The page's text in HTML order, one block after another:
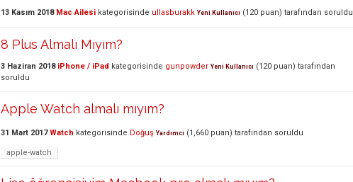
13 Kasım 2018 Mac Ailesi kategorisinde ullasburakk Yeni Kullanıcı (120 puan) tarafından soruldu
8 Plus Almalı Mıyım?
3 Haziran 2018 iPhone / iPad kategorisinde gunpowder Yeni Kullanıcı (120 puan) tarafından
soruldu
Apple Watch almalı mıyım?
31 Mart 2017 Watch kategorisinde Doğuş Yardımcı (1,660 puan) tarafından soruldu
apple-watch